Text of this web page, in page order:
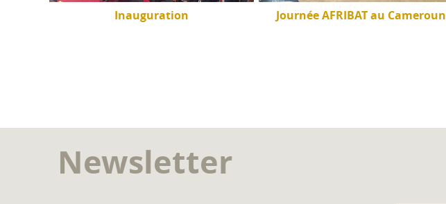
Inauguration Journée AFRIBAT au Cameroun
Newsletter